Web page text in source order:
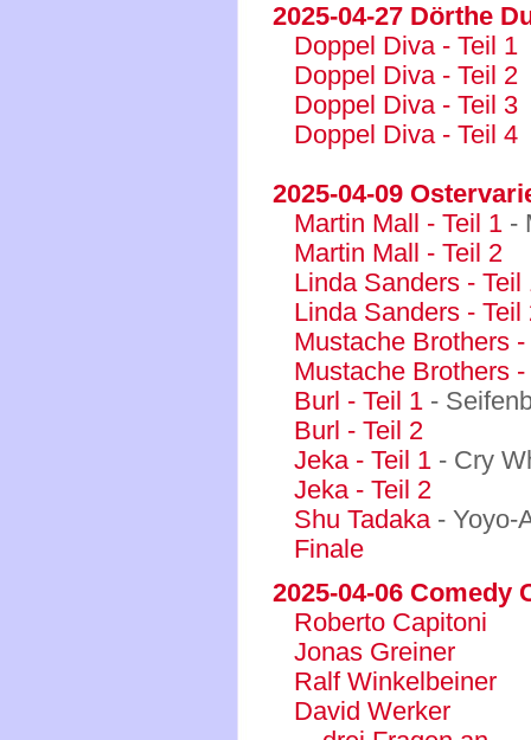
2025-04-27 Dörthe
Doppel Diva - Teil 1
Doppel Diva - Teil 2
Doppel Diva - Teil 3
Doppel Diva - Teil 4
2025-04-09
Martin Mall - Teil 1 -
Martin Mall - Teil 2
Linda Sanders - Teil
Linda Sanders - Teil
Mustache Brothers -
Mustache Brothers -
Burl - Teil 1 -
Burl - Teil 2
Jeka - Teil 1 - Cry
Jeka - Teil 2
Shu Tadaka-
Finale
2025-04-06 Comedy
Roberto Capitoni
Jonas Greiner
Ralf Winkelbeiner
David Werker